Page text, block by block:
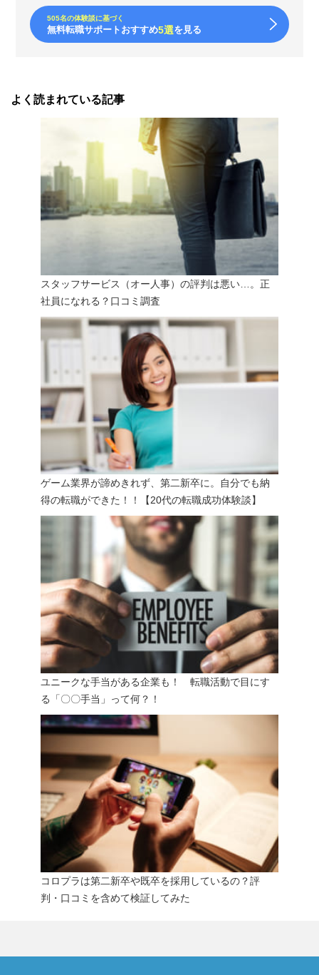
505名の体験談に基づく
無料転職サポートおすすめ5選を見る
よく読まれている記事
スタッフサービス（オー人事）の評判は悪い…。正
社員になれる？口コミ調査
ゲーム業界が諦めきれず、第二新卒に。自分でも納
得の転職ができた！！【20代の転職成功体験談】
ユニークな手当がある企業も！ 転職活動で目にす
る「〇〇手当」って何？！
コロプラは第二新卒や既卒を採用しているの？評
判・口コミを含めて検証してみた